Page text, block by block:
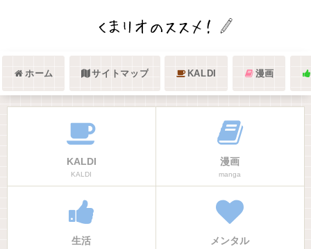
ホーム サイトマップ KALDI 漫画
KALDI
KALDI
漫画
manga
生活 メンタル